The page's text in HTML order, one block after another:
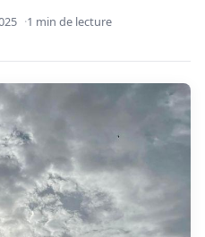
1 min de lecture